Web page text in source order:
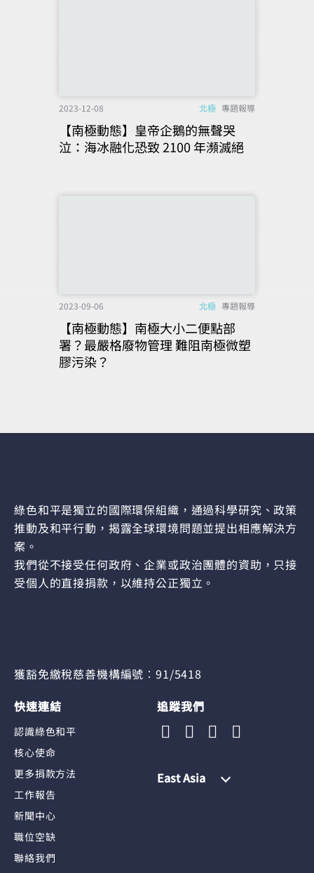
2023-12-08 北極 專題報導
【南極動態】皇帝企鵝的無聲哭
泣：海冰融化恐致 2100 年瀕滅絕
2023-09-06 北極 專題報導
【南極動態】南極大小二便點部
署？最嚴格廢物管理 難阻南極微塑
膠污染？
綠色和平是獨立的國際環保組織，通過科學研究、政策
推動及和平行動，揭露全球環境問題並提出相應解決方
案。
我們從不接受任何政府、企業或政治團體的資助，只接
受個人的直接捐款，以維持公正獨立。
獲豁免繳稅慈善機構編號︰91/5418
快速連結
認識綠色和平
核心使命
更多捐款方法
工作報告
新聞中心
職位空缺
聯絡我們
追蹤我們
East Asia